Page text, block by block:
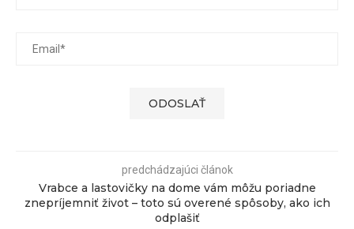
predchádzajúci článok
Vrabce a lastovičky na dome vám môžu poriadne
znepríjemniť život – toto sú overené spôsoby, ako ich
odplašiť